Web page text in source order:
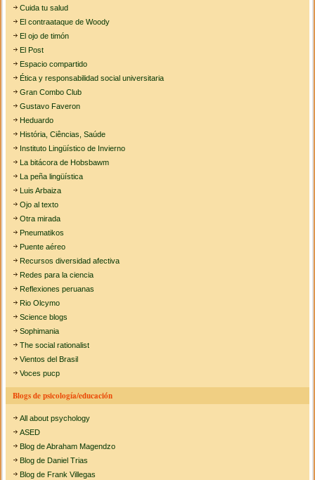
Cuida tu salud
El contraataque de Woody
El ojo de timón
El Post
Espacio compartido
Ética y responsabilidad social universitaria
Gran Combo Club
Gustavo Faveron
Heduardo
História, Ciências, Saúde
Instituto Lingüístico de Invierno
La bitácora de Hobsbawm
La peña lingüística
Luis Arbaiza
Ojo al texto
Otra mirada
Pneumatikos
Puente aéreo
Recursos diversidad afectiva
Redes para la ciencia
Reflexiones peruanas
Rio Olcymo
Science blogs
Sophimania
The social rationalist
Vientos del Brasil
Voces pucp
Blogs de psicología/educación
All about psychology
ASED
Blog de Abraham Magendzo
Blog de Daniel Trias
Blog de Frank Villegas